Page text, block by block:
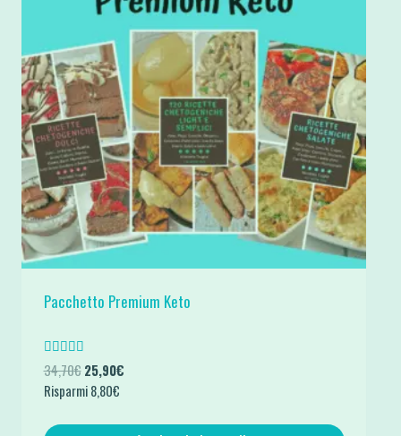
Pacchetto Premium Keto
Valutato
5.00
su 5
34,70€ Il
prezzo
era:
25,90€Il
è:
Risparmi8,80€